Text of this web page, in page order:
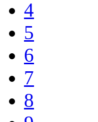
4
5
6
7
8